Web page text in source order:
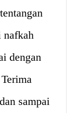
nafkah
dengan
sampai